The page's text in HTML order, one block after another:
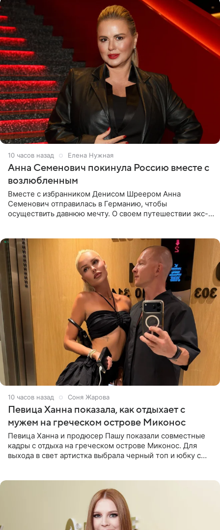
10 часов назад Елена Нужная
Анна Семенович покинула Россию вместе с
возлюбленным
Вместе с избранником Денисом Шреером Анна
Семенович отправилась в Германию, чтобы
осуществить давнюю мечту. О своем путешествии экс-
10 часов назад Соня Жарова
Певица Ханна показала, как отдыхает с
мужем на греческом острове Миконос
Певица Ханна и продюсер Пашу показали совместные
кадры с отдыха на греческом острове Миконос. Для
выхода в свет артистка выбрала черный топ и юбку с